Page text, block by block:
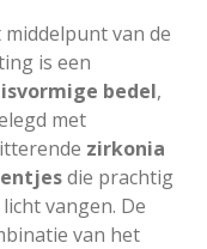
middelpunt van de
is een
bedel,
met
zirkonia
die prachtig
vangen. De
van het